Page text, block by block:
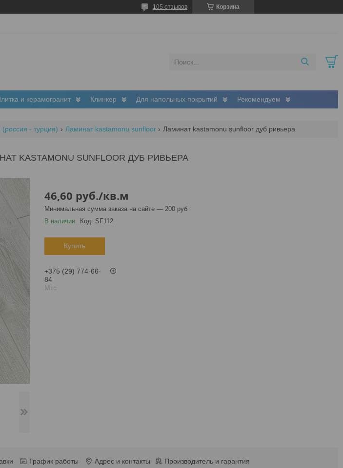
Корзина
105 отзывов
и керамогранит Клинкер Для напольных покрытий Рекомендуем
- турция) Ламинат kastamonu sunfloor Ламинат kastamonu sunfloor дуб ривьера
KASTAMONU SUNFLOOR ДУБ РИВЬЕРА
46,60 руб./кв.м
Минимальная сумма заказа на сайте — 200 руб
В наличии
Код: SF112
Купить
+375 (29) 774-66-
84
Мтс
График работы Адрес и контакты Производитель и гарантия